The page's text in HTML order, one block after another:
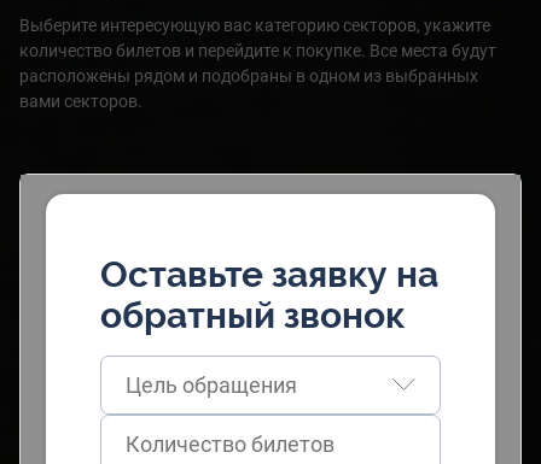
Выберите интересующую вас категорию секторов, укажите
количество билетов и перейдите к покупке. Все места будут
расположены рядом и подобраны в одном из выбранных
вами секторов.
Оставьте заявку на
обратный звонок
Цель обращения